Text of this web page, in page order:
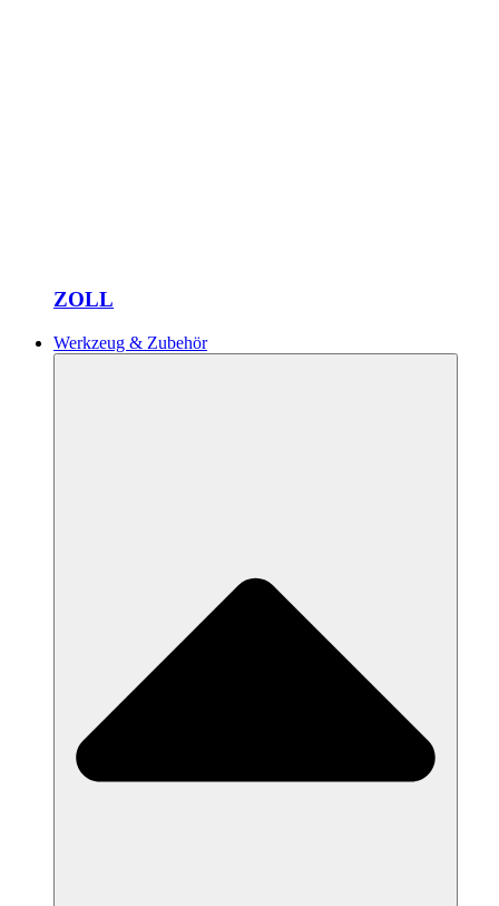
ZOLL
Werkzeug & Zubehör